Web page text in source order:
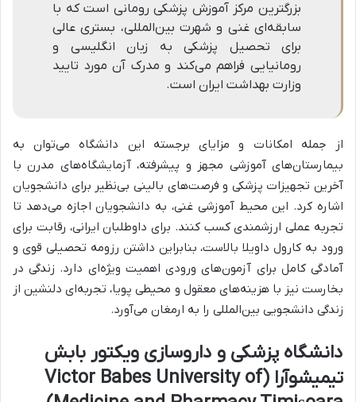
بزرگترین مرکز آموزش پزشکی رومانی است که با
سابقه‌ای غنی و شهرت بین‌المللی، بستری عالی
برای تحصیل پزشکی به زبان انگلیسی و
رومانیایی فراهم می‌کند و مدرک آن مورد تایید
وزارت بهداشت ایران است.
از جمله امکانات و مزایای برجسته این دانشگاه می‌توان به
بیمارستان‌های آموزشی مجهز و پیشرفته، آزمایشگاه‌های مدرن با
آخرین تجهیزات پزشکی و فرصت‌های بالینی بی‌نظیر برای دانشجویان
اشاره کرد. این محیط آموزشی غنی، به دانشجویان اجازه می‌دهد تا
تجربه عملی ارزشمندی کسب کنند. برای داوطلبان ایرانی، رقابت برای
ورود به کارول داویلا بالاست، بنابراین داشتن رزومه تحصیلی قوی و
آمادگی کامل برای آزمون‌های ورودی اهمیت ویژه‌ای دارد. زندگی در
بخارست نیز با هزینه‌های معقول و محیطی پویا، تجربه‌ای دلنشین از
زندگی دانشجویی بین‌المللی را به ارمغان می‌آورد.
دانشگاه پزشکی و داروسازی ویکتور بابش
تیمیشوآرا (Victor Babes University of